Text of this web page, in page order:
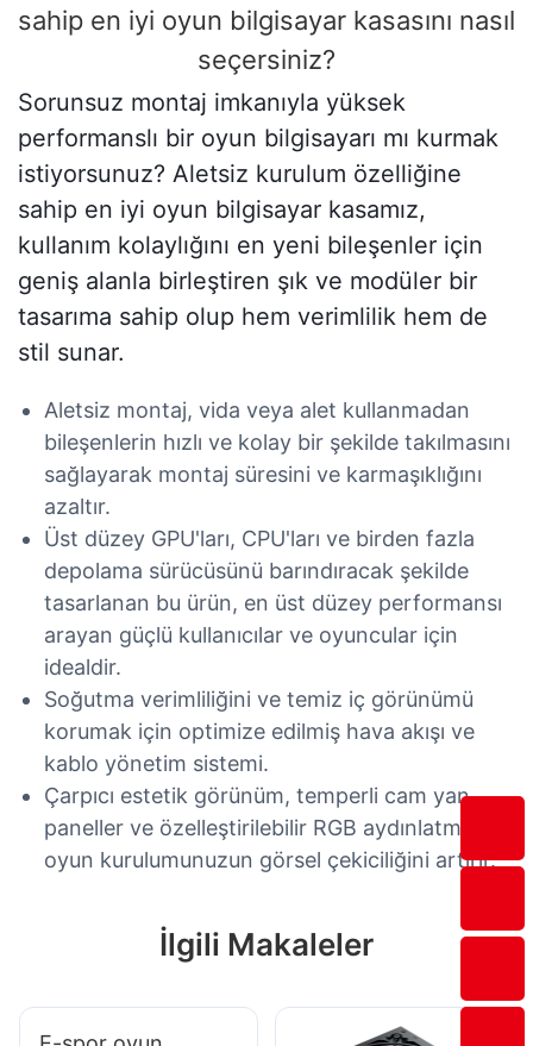
sahip en iyi oyun bilgisayar kasasını nasıl
seçersiniz?
Sorunsuz montaj imkanıyla yüksek
performanslı bir oyun bilgisayarı mı kurmak
istiyorsunuz? Aletsiz kurulum özelliğine
sahip en iyi oyun bilgisayar kasamız,
kullanım kolaylığını en yeni bileşenler için
geniş alanla birleştiren şık ve modüler bir
tasarıma sahip olup hem verimlilik hem de
stil sunar.
Aletsiz montaj, vida veya alet kullanmadan
bileşenlerin hızlı ve kolay bir şekilde takılmasını
sağlayarak montaj süresini ve karmaşıklığını
azaltır.
Üst düzey GPU'ları, CPU'ları ve birden fazla
depolama sürücüsünü barındıracak şekilde
tasarlanan bu ürün, en üst düzey performansı
arayan güçlü kullanıcılar ve oyuncular için
idealdir.
Soğutma verimliliğini ve temiz iç görünümü
korumak için optimize edilmiş hava akışı ve
kablo yönetim sistemi.
Çarpıcı estetik görünüm, temperli cam yan
paneller ve özelleştirilebilir RGB aydınlatma ile
oyun kurulumunuzun görsel çekiciliğini artırır.
İlgili Makaleler